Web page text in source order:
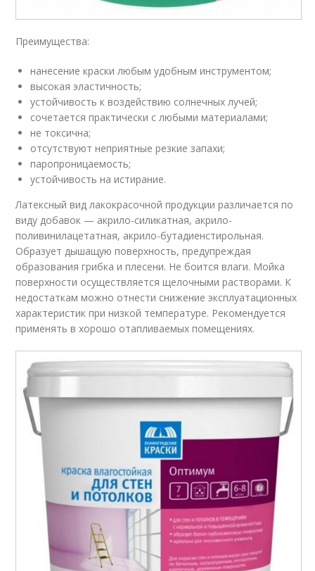
Преимущества:
нанесение краски любым удобным инструментом;
высокая эластичность;
устойчивость к воздействию солнечных лучей;
сочетается практически с любыми материалами;
не токсична;
отсутствуют неприятные резкие запахи;
паропроницаемость;
устойчивость на истирание.
Латексный вид лакокрасочной продукции различается по
виду добавок — акрило-силикатная, акрило-
поливинилацетатная, акрило-бутадиенстирольная.
Образует дышащую поверхность, предупреждая
образования грибка и плесени. Не боится влаги. Мойка
поверхности осуществляется щелочными растворами. К
недостаткам можно отнести снижение эксплуатационных
характеристик при низкой температуре. Рекомендуется
применять в хорошо отапливаемых помещениях.